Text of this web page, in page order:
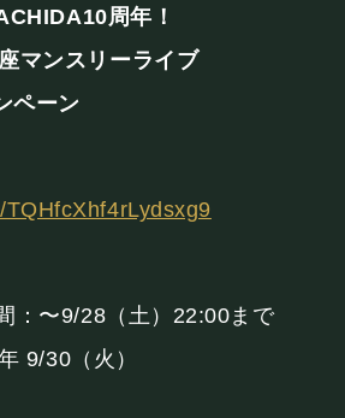
くある質問 プライバシーポリシー
周年！
マンスリーライブ
ペーン
：〜9/28（土）22:00まで
9/30（火）